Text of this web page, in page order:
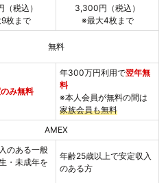
税込）
枚まで
3,300円（税込）
※最大4枚まで
無料
み無料
年300万円利用で翌年無
料
※本人会員が無料の間は
家族会員も無料
AMEX
のある一般
・未成年を
年齢25歳以上で安定収入
のある方